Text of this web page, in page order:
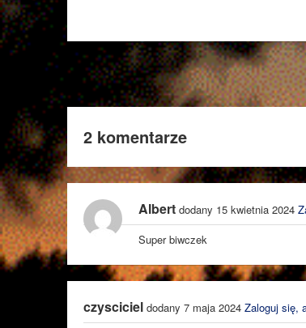
2 komentarze
Albert dodany 15 kwietnia 2024
Super biwczek
czysciciel dodany 7 maja 2024 Zaloguj się,